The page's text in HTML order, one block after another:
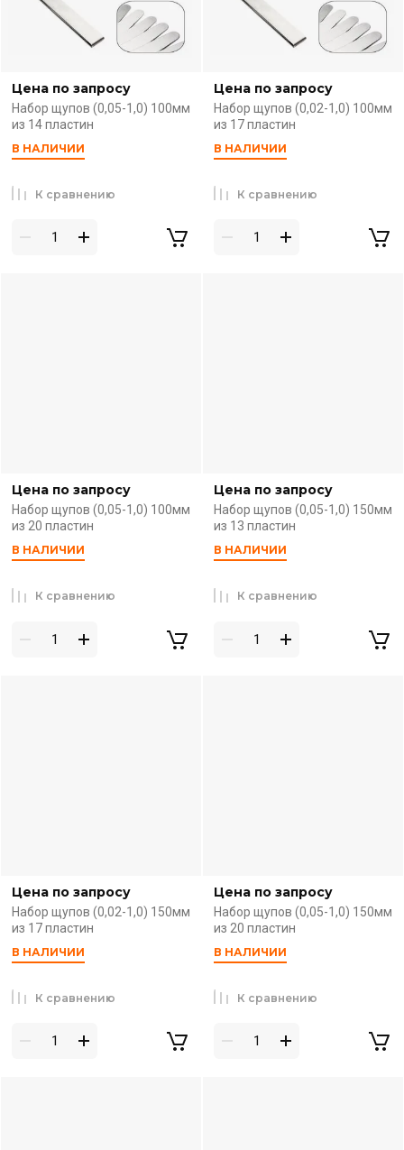
Цена по запросу
Набор щупов (0,05-1,0) 100мм
из 14 пластин
В НАЛИЧИИ
К сравнению
Цена по запросу
Набор щупов (0,02-1,0) 100мм
из 17 пластин
В НАЛИЧИИ
К сравнению
Цена по запросу
Набор щупов (0,05-1,0) 100мм
из 20 пластин
В НАЛИЧИИ
К сравнению
Цена по запросу
Набор щупов (0,05-1,0) 150мм
из 13 пластин
В НАЛИЧИИ
К сравнению
Цена по запросу
Набор щупов (0,02-1,0) 150мм
из 17 пластин
В НАЛИЧИИ
К сравнению
Цена по запросу
Набор щупов (0,05-1,0) 150мм
из 20 пластин
В НАЛИЧИИ
К сравнению